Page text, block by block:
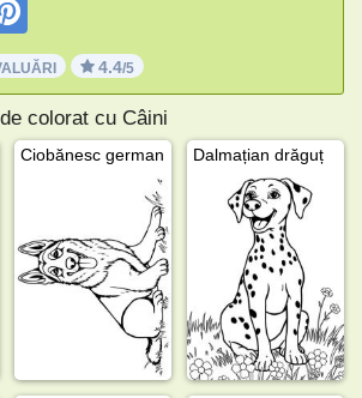
4.4/5
colorat cu Câini
Ciobănesc german Dalmațian drăguț